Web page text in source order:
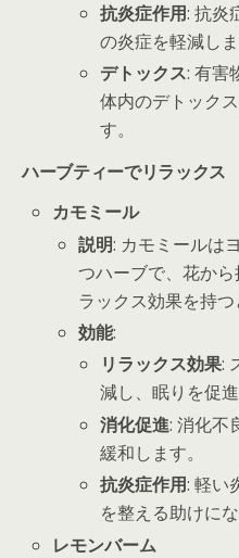
抗炎症作用: 抗炎
の炎症を軽減しま
デトックス: 有害
体内のデトック
す。
ハーブティーでリラックス
カモミール
説明: カモミールは
つハーブで、花か
ラックス効果を持つ
効能:
リラックス効果:
減し、眠りを促進
消化促進: 消化不
緩和します。
抗炎症作用: 軽い
を整える助けにな
レモンバーム